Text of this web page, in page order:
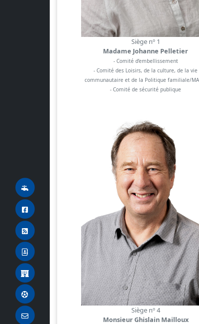
Siège nº 1
Madame Johanne Pelletier
- Comité d’embellissement
- Comité des Loisirs, de la culture, de la vie
communautaire et de la Politique familiale/
- Comité de sécurité publique
Siège nº 4
Monsieur Ghislain Mailloux